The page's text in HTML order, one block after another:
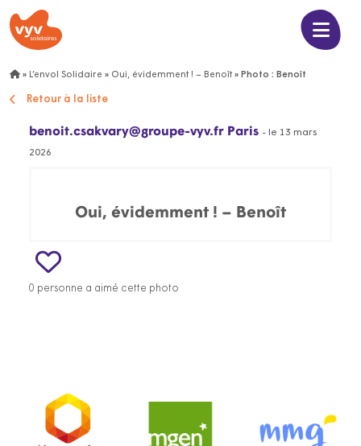
» L’envol Solidaire » Oui, évidemment ! – Benoît » Photo : Benoît
Retour à la liste
benoit.csakvary@groupe-vyv.fr Paris - le 13 mars
2026
Oui, évidemment ! – Benoît
0 personne a aimé cette photo